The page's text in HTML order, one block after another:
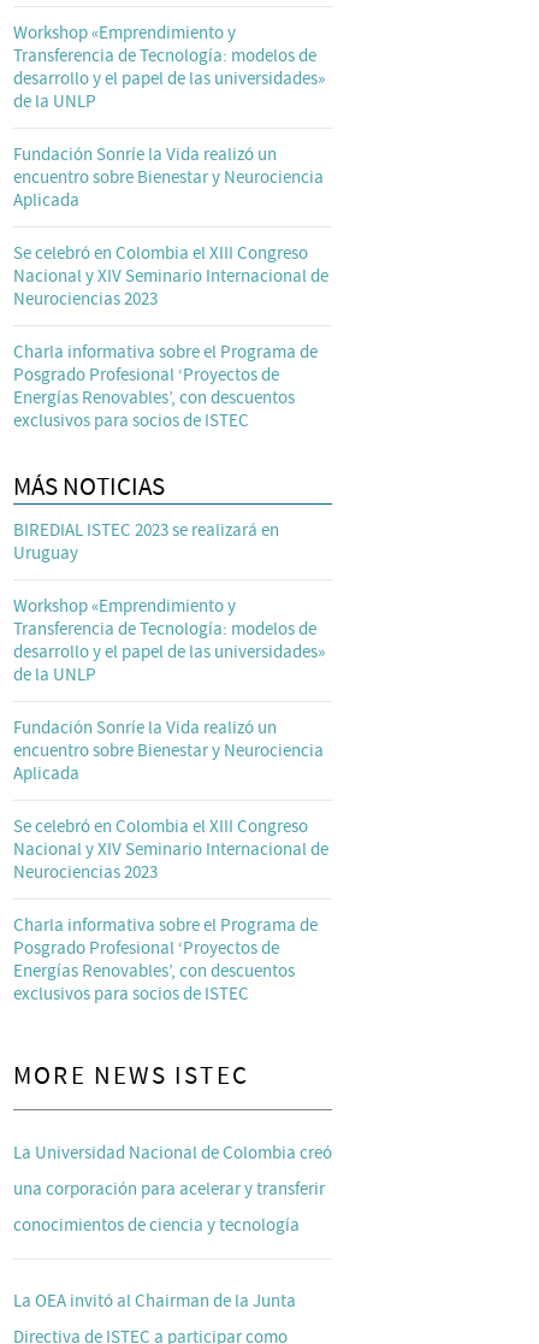
Workshop «Emprendimiento y
Transferencia de Tecnología: modelos de
desarrollo y el papel de las universidades»
de la UNLP
Fundación Sonríe la Vida realizó un
encuentro sobre Bienestar y Neurociencia
Aplicada
Se celebró en Colombia el XIII Congreso
Nacional y XIV Seminario Internacional de
Neurociencias 2023
Charla informativa sobre el Programa de
Posgrado Profesional ‘Proyectos de
Energías Renovables’, con descuentos
exclusivos para socios de ISTEC
MÁS NOTICIAS
BIREDIAL ISTEC 2023 se realizará en
Uruguay
Workshop «Emprendimiento y
Transferencia de Tecnología: modelos de
desarrollo y el papel de las universidades»
de la UNLP
Fundación Sonríe la Vida realizó un
encuentro sobre Bienestar y Neurociencia
Aplicada
Se celebró en Colombia el XIII Congreso
Nacional y XIV Seminario Internacional de
Neurociencias 2023
Charla informativa sobre el Programa de
Posgrado Profesional ‘Proyectos de
Energías Renovables’, con descuentos
exclusivos para socios de ISTEC
MORE NEWS ISTEC
La Universidad Nacional de Colombia creó
una corporación para acelerar y transferir
conocimientos de ciencia y tecnología
La OEA invitó al Chairman de la Junta
Directiva de ISTEC a participar como